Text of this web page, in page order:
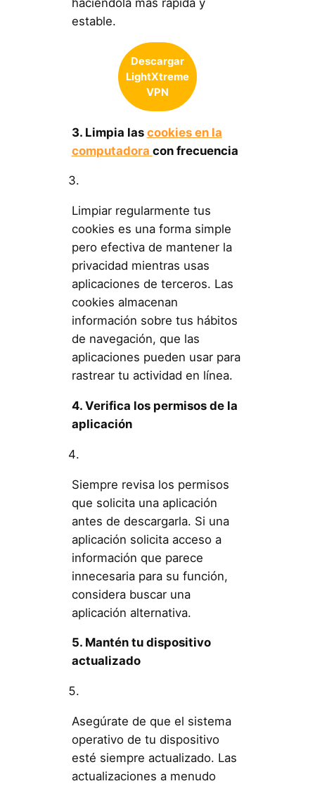
estable.
Descargar
LightXtreme
VPN
3. Limpia las cookies en la
computadora con frecuencia
Limpiar regularmente tus
cookies es una forma simple
pero efectiva de mantener la
privacidad mientras usas
aplicaciones de terceros. Las
cookies almacenan
información sobre tus hábitos
de navegación, que las
aplicaciones pueden usar para
rastrear tu actividad en línea.
4. Verifica los permisos de la
aplicación
Siempre revisa los permisos
que solicita una aplicación
antes de descargarla. Si una
aplicación solicita acceso a
información que parece
innecesaria para su función,
considera buscar una
aplicación alternativa.
5. Mantén tu dispositivo
actualizado
Asegúrate de que el sistema
operativo de tu dispositivo
esté siempre actualizado. Las
actualizaciones a menudo